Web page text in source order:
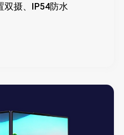
双摄、IP54防水